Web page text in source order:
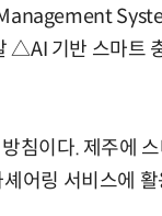
기반 스마트
침이다. 제주에 스
어링 서비스에